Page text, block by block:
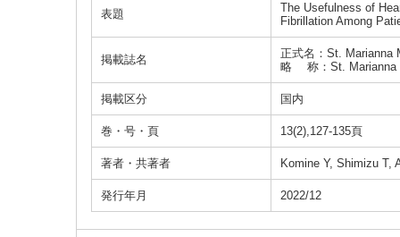
表題
The Usefulness of
Fibrillation Among
掲載誌名
正式名：St. Marianna
略 称：St. Marianna
掲載区分 国内
巻・号・頁 13(2),127-135頁
著者・共著者 Komine Y, Shimizu T,
発行年月 2022/12